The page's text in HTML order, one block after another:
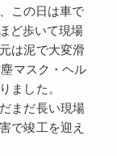
この日は車で
ど歩いて現場
は泥で大変滑
マスク・ヘル
ました。
まだ長い現場
で竣工を迎え